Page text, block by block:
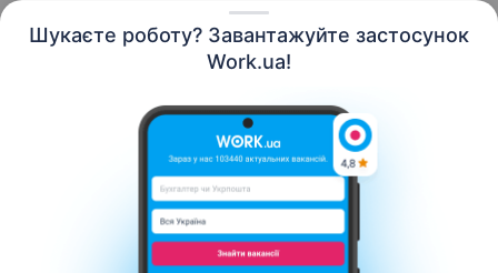
Шукаєте роботу? Завантажуйте застосунок
Work.ua!